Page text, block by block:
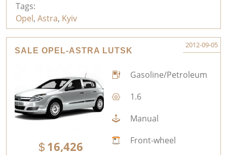
Tags:
Opel, Astra, Kyiv
SALE OPEL-ASTRA LUTSK
2012-09-05
16,426
Gasoline/Petroleum
1.6
Manual
Front-wheel